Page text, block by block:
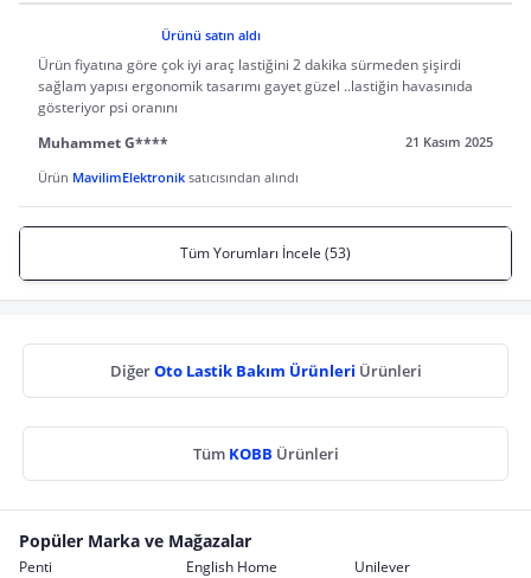
Ürünü satın aldı
Ürün fiyatına göre çok iyi araç lastiğini 2 dakika sürmeden şişirdi
sağlam yapısı ergonomik tasarımı gayet güzel ..lastiğin havasınıda
gösteriyor psi oranını
Muhammet G****
21 Kasım 2025
Ürün MavilimElektronik satıcısından alındı
Tüm Yorumları İncele (53)
DiğerOto Lastik Bakım Ürünleri Ürünleri
Tüm KOBB Ürünleri
Popüler Marka ve Mağazalar
Penti English Home
Unilever